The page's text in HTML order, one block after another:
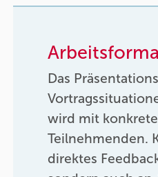
Das
wird mit
Teilnehmenden.
direktes